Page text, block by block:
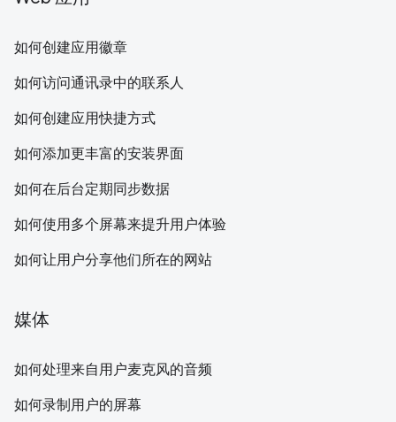
如何创建应用徽章
如何访问通讯录中的联系人
如何创建应用快捷方式
如何添加更丰富的安装界面
如何在后台定期同步数据
如何使用多个屏幕来提升用户体验
如何让用户分享他们所在的网站
媒体
如何处理来自用户麦克风的音频
如何录制用户的屏幕